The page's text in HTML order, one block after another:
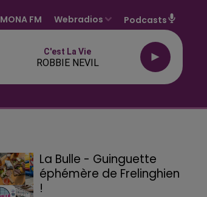
MONA FM Webradios Podcasts
C'est La Vie
ROBBIE NEVIL
La Bulle - Guinguette
éphémère de Frelinghien
!